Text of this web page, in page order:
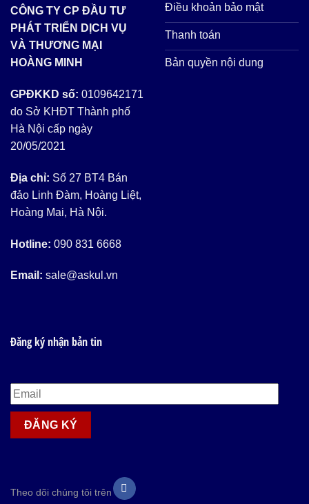
CÔNG TY CP ĐẦU TƯ
PHÁT TRIỂN DỊCH VỤ
VÀ THƯƠNG MẠI
HOÀNG MINH
GPĐKKD số: 0109642171
do Sở KHĐT Thành phố
Hà Nội cấp ngày
20/05/2021
Địa chỉ: Số 27 BT4 Bán
đảo Linh Đàm, Hoàng Liệt,
Hoàng Mai, Hà Nội.
Hotline: 090 831 6668
Email: sale@askul.vn
Điều khoản bảo mật
Thanh toán
Bản quyền nội dung
Đăng ký nhận bản tin
Theo dõi chúng tôi trên